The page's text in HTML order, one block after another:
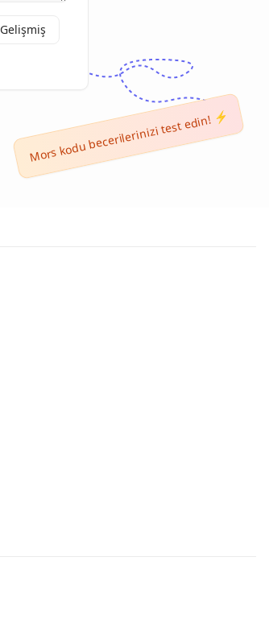
Gelişmiş
Mors kodu becerilerinizi test edin! ⚡